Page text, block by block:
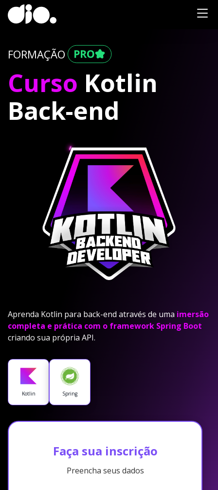
FORMAÇÃO
Curso Kotlin
Back-end
Aprenda Kotlin para back-end através de uma imersão
completa e prática com o framework Spring Boot
criando sua própria API.
Kotlin Spring
Faça sua inscrição
Preencha seus dados